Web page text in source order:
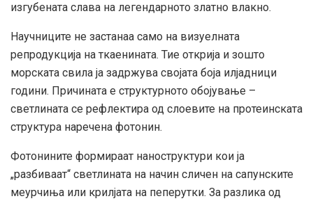
изгубената слава на легендарното златно влакно.
Научниците не застанаа само на визуелната
репродукција на ткаенината. Тие открија и зошто
морската свила ја задржува својата боја илјадници
години. Причината е структурното обојување –
светлината се рефлектира од слоевите на протеинската
структура наречена фотонин.
Фотонините формираат наноструктури кои ја
„разбиваат“ светлината на начин сличен на сапунските
меурчиња или крилјата на пеперутки. За разлика од